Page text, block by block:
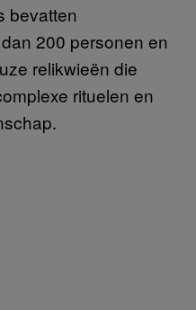
bevatten
200 personen en
relikwieën die
rituelen en